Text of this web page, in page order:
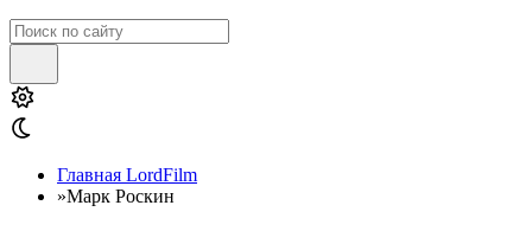
Главная LordFilm
»Марк Роскин